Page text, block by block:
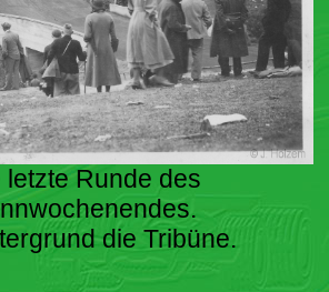
letzte Runde des
die Tribüne.